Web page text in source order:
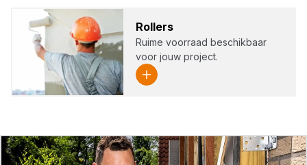
Rol­lers
Ruime voorraad beschikbaar
voor jouw project.